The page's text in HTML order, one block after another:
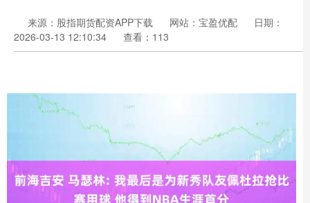
来源：股指期货配资APP下载 网站：宝盈优配
日期：
2026-03-13 12:10:34
查看：113